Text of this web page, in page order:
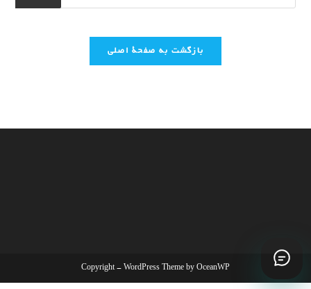
بازگشت به صفحۀ اصلی
Copyright - WordPress Theme by OceanWP